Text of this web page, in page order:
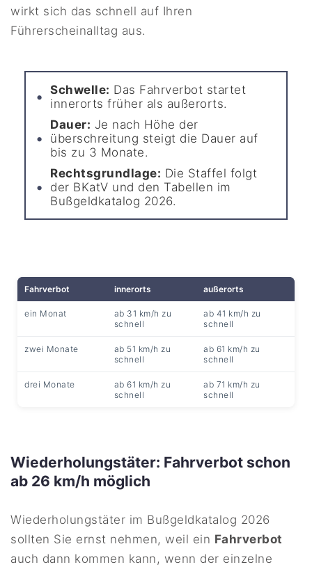
wirkt sich das schnell auf Ihren
Führerscheinalltag aus.
Schwelle: Das Fahrverbot startet
innerorts früher als außerorts.
Dauer: Je nach Höhe der
überschreitung steigt die Dauer auf
bis zu 3 Monate.
Rechtsgrundlage: Die Staffel folgt
der BKatV und den Tabellen im
Bußgeldkatalog 2026.
Fahrverbot innerorts außerorts
ein Monat
ab 31 km/h zu
schnell
ab 41 km/h zu
schnell
zwei Monate
ab 51 km/h zu
schnell
ab 61 km/h zu
schnell
drei Monate
ab 61 km/h zu
schnell
ab 71 km/h zu
schnell
Wiederholungstäter: Fahrverbot schon
ab 26 km/h möglich
Wiederholungstäter im Bußgeldkatalog 2026
sollten Sie ernst nehmen, weil ein Fahrverbot
auch dann kommen kann, wenn der einzelne